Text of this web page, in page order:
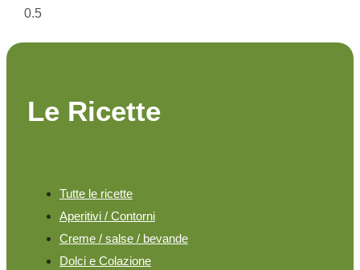
Le Ricette
Tutte le ricette
Aperitivi / Contorni
Creme / salse / bevande
Dolci e Colazione